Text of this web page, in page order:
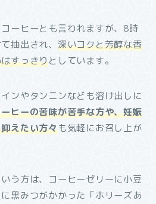
ーヒーとも言われますが、8時
抽出され、 深いコクと芳醇な香
すっきりとしています。
ンやタンニンなども溶け出しに
ヒーの苦味が苦手な方や、妊娠
えたい方々も気軽にお召し上が
う方は、コーヒーゼリーに小豆
黒みつがかかった「ホリーズあ